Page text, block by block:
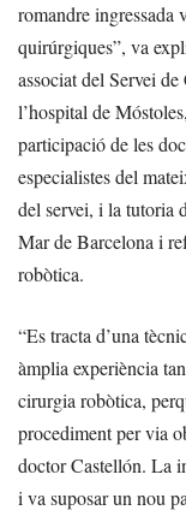
romandre ingressada
quirúrgiques”, va
associat del Servei
l’hospital de
participació de les
especialistes del
del servei, i la tutoria
Mar de Barcelona i
robòtica.
“Es tracta d’una
àmplia experiència
cirurgia robòtica,
procediment per via
doctor Castellón. La
i va suposar un nou